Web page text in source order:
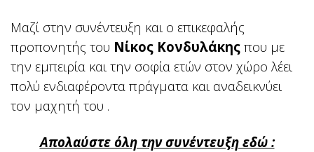
Μαζί στην συνέντευξη και ο επικεφαλής
προπονητής του Νίκος Κονδυλάκης που με
την εμπειρία και την σοφία ετών στον χώρο λέει
πολύ ενδιαφέροντα πράγματα και αναδεικνύει
τον μαχητή του .
Απολαύστε όλη την συνέντευξη εδώ :